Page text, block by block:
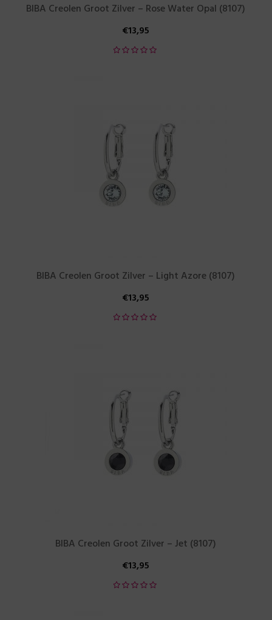
BIBA Creolen Groot Zilver – Rose Water Opal (8107)
€13,95
BIBA Creolen Groot Zilver – Light Azore (8107)
€13,95
BIBA Creolen Groot Zilver – Jet (8107)
€13,95